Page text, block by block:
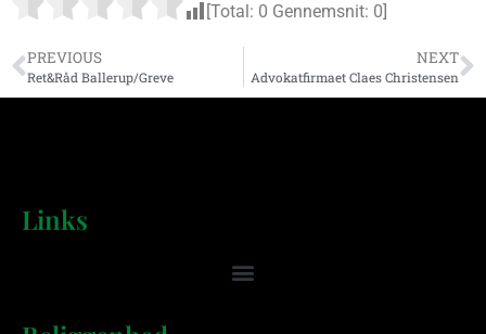
[Total: 0 Gennemsnit: 0
PREVIOUS
Ret&Råd Ballerup/Greve
NEXT
Advokatfirmaet Claes Christensen
Links